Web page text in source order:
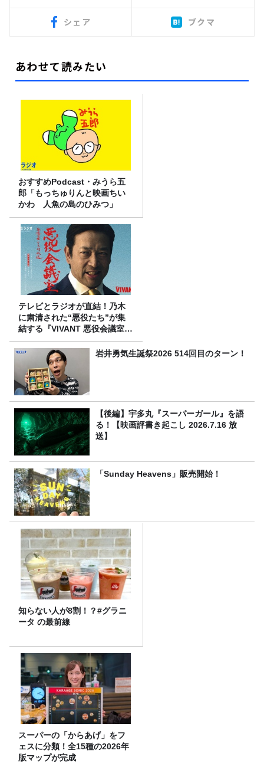
シェア ブクマ
あわせて読みたい
おすすめPodcast・みうら五
郎「もっちゅりんと映画ちい
かわ 人魚の島のひみつ」
テレビとラジオが直結！乃木
に粛清された“悪役たち”が集
結する『VIVANT 悪役会議室』
7/26(日)23時スタート！
岩井勇気生誕祭2026 514回目のターン！
【後編】宇多丸『スーパーガール』を語
る！【映画評書き起こし 2026.7.16 放
送】
「Sunday Heavens」販売開始！
知らない人が8割！？#グラニ
ータ の最前線
スーパーの「からあげ」をフ
ェスに分類！全15種の2026年
版マップが完成